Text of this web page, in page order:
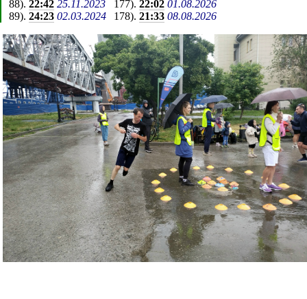
88).22:42 25.11.2023 177). 22:02 01.08.2026
89). 24:23 02.03.2024 178). 21:33 08.08.2026